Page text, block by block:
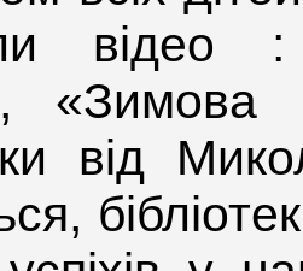
відео
«Зимова
від